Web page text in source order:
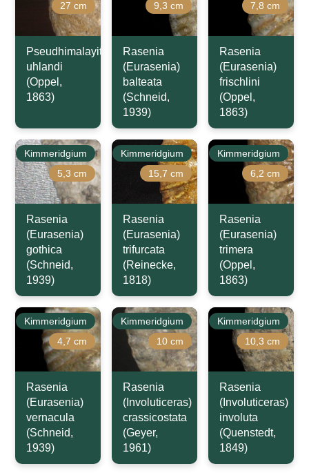
27 cm
Pseudhimalayites
uhlandi
(Oppel,
1863)
9,3 cm
Rasenia
(Eurasenia)
balteata
(Schneid,
1939)
7,8 cm
Rasenia
(Eurasenia)
frischlini
(Oppel,
1863)
Kimmeridgium
5,3 cm
Rasenia
(Eurasenia)
gothica
(Schneid,
1939)
Kimmeridgium
15,7 cm
Rasenia
(Eurasenia)
trifurcata
(Reinecke,
1818)
Kimmeridgium
6,2 cm
Rasenia
(Eurasenia)
trimera
(Oppel,
1863)
Kimmeridgium
4,7 cm
Rasenia
(Eurasenia)
vernacula
(Schneid,
1939)
Kimmeridgium
10 cm
Rasenia
(Involuticeras)
crassicostata
(Geyer,
1961)
Kimmeridgium
10,3 cm
Rasenia
(Involuticeras)
involuta
(Quenstedt,
1849)